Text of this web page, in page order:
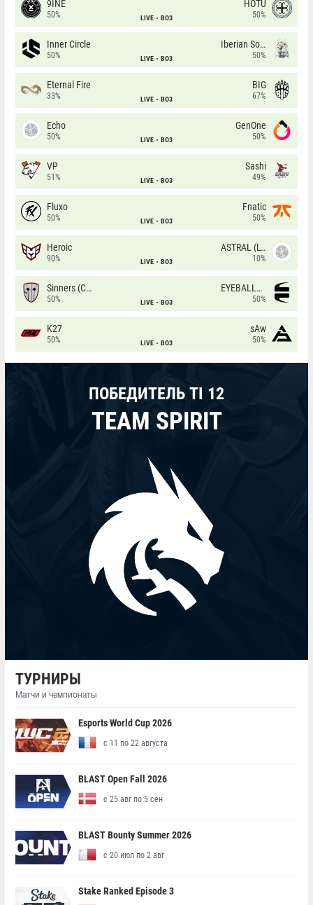
9INE
50% LIVE BO3
HOTU
50%
Inner Circle
50% LIVE BO3
Iberian Soul
50%
Eternal Fire
33% LIVE BO3
BIG
67%
Echo
50% LIVE BO3
GenOne
50%
VP
51% LIVE BO3
Sashi
49%
Fluxo
50% LIVE BO3
Fnatic
50%
Heroic
90% LIVE BO3
ASTRAL (LT)
10%
Sinners (CZ)
50% LIVE BO3
EYEBALLERS
50%
K27
50% LIVE BO3
sAw
50%
ПОБЕДИТЕЛЬ TI 12
TEAM SPIRIT
ТУРНИРЫ
Матчи и чемпионаты
Esports World Cup 2026
с 11 по 22 августа
BLAST Open Fall 2026
с 25 авг по 5 сен
BLAST Bounty Summer 2026
с 20 июл по 2 авг
Stake Ranked Episode 3